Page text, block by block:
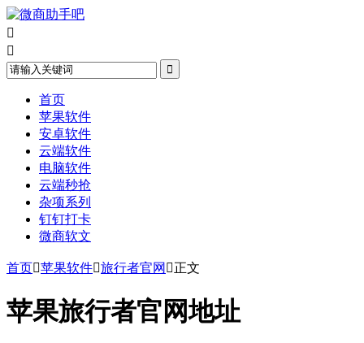



首页
苹果软件
安卓软件
云端软件
电脑软件
云端秒抢
杂项系列
钉钉打卡
微商软文
首页苹果软件旅行者官网 正文
苹果旅行者官网地址